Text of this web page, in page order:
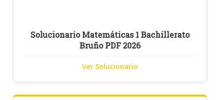
Solucionario Matemáticas 1 Bachillerato
Bruño PDF 2026
Ver Solucionario